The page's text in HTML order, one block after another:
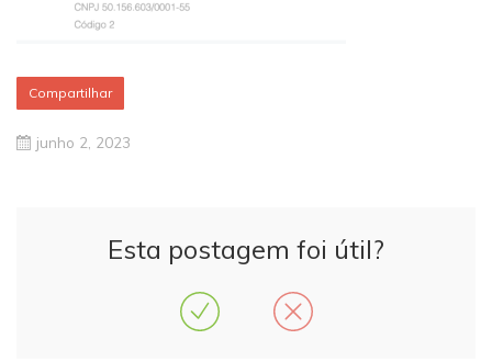
Compartilhar
junho 2, 2023
Esta postagem foi útil?